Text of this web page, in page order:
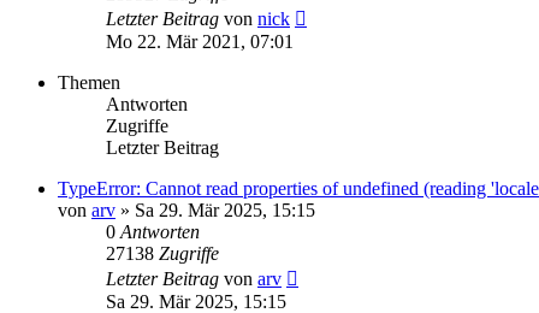
Letzter Beitrag von nick
Mo 22. Mär 2021, 07:01
Themen
Antworten
Zugriffe
Letzter Beitrag
TypeError: Cannot read properties of undefined (reading
von arv » Sa 29. Mär 2025, 15:15
0 Antworten
27138 Zugriffe
Letzter Beitrag von arv
Sa 29. Mär 2025, 15:15